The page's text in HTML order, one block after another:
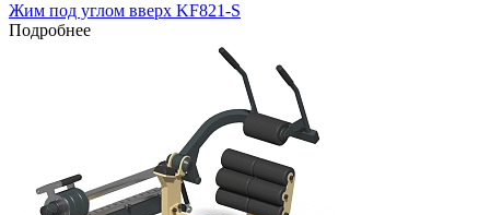
Жим под углом вверх KF821-S
Подробнее